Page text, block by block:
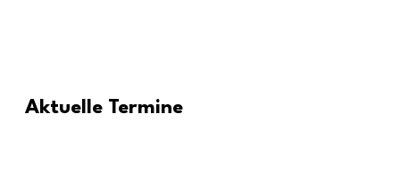
Aktuelle Termine